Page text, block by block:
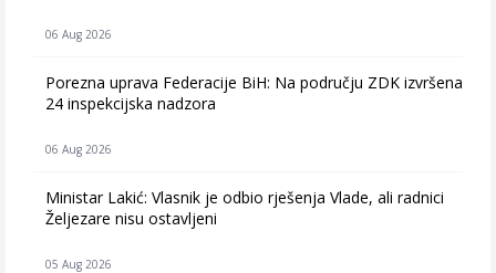
06 Aug 2026
Porezna uprava Federacije BiH: Na području ZDK izvršena
24 inspekcijska nadzora
06 Aug 2026
Ministar Lakić: Vlasnik je odbio rješenja Vlade, ali radnici
Željezare nisu ostavljeni
05 Aug 2026